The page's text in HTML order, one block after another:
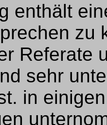
enthält
zu
Referate
sehr
in